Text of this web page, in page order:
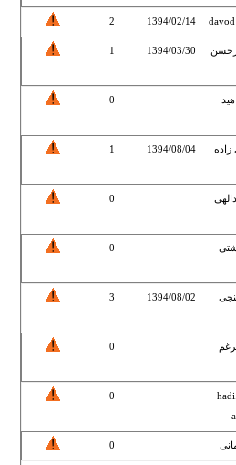
1394/02/14
2
1394/03/30
1
0
زاده 1394/08/04
1
0
0
1394/08/02
3
0
0
0